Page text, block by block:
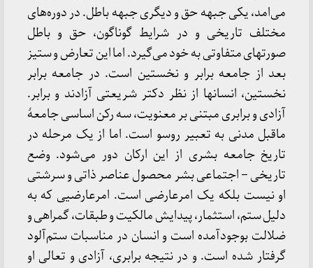
می‌امد، یکی جبهه حق و دیگری جبهه باطل. در دوره‌های
مختلف تاریخی و در شرایط گوناگون، حق و باطل
صورتهای متفاوتی به خود می‌گیرد. اما این تعارض و ستیز
بعد از جامعه برابر و نخستین است. در جامعه برابر
نخستین، انسانها از نظر دکتر شریعتی آزادند و برابر.
آزادی و برابری مبتنی بر معنویت، سه رکن اساسی جامعۀ
ماقبل مدنی به تعبیر روسو است. اما از یک مرحله در
تاریخ جامعه بشری از این ارکان دور می‌شود. وضع
تاریخی – اجتماعی بشر محصول عناصر ذاتی و سرشتی
او نیست بلکه یک امرعارضی است. امرعارضیی که به
دلیل ستم، استثمار، پیدایش مالکیت و طبقات، گمراهی و
ضلالت بوجودآمده است و انسان در مناسبات ستم‌آلود
گرفتار شده است. و در نتیجه برابری، آزادی و تعالی او